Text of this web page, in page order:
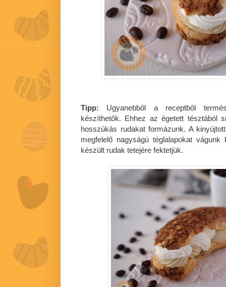
Tipp: Ugyanebből a receptből
készíthetők. Ehhez az égetett tésztából
hosszúkás rudakat formázunk. A
megfelelő nagyságú téglalapokat
készült rudak tetejére fektetjük.